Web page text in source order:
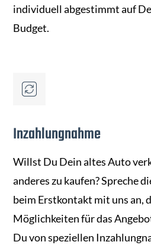
individuell abgestimmt auf
Budget.
Inzahlungnahme
Willst Du Dein altes Auto
anderes zu kaufen? Spreche
beim Erstkontakt mit uns an,
Möglichkeiten für das
Du von speziellen